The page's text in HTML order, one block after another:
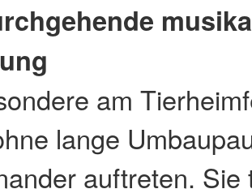
am
lange
auftreten. Sie